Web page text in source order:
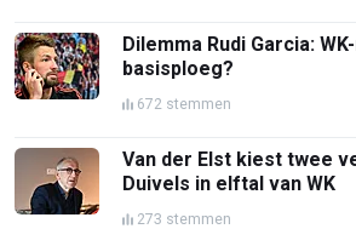
Dilemma Rudi Garcia:
basisploeg?
672 stemmen
Van der Elst kiest twee
Duivels in elftal van WK
273 stemmen